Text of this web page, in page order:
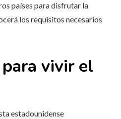
países para disfrutar la
los requisitos necesarios
vivir el
estadounidense